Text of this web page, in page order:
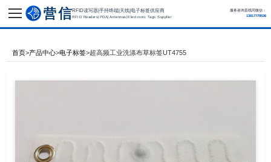
RFID读写器|手持终端|天线|电子标签供应商
RFID Readers|PDA|Antennas|Electronic Tags Supplier
服务咨询直线同微信：
13817779536
首页>产品中心>电子标签>超高频工业洗涤布草标签UT4755